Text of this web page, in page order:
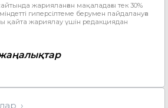
жарияланған мақаладағы тек 30%
гиперсілтеме берумен пайдалануға
қайта жариялау үшін редакциядан